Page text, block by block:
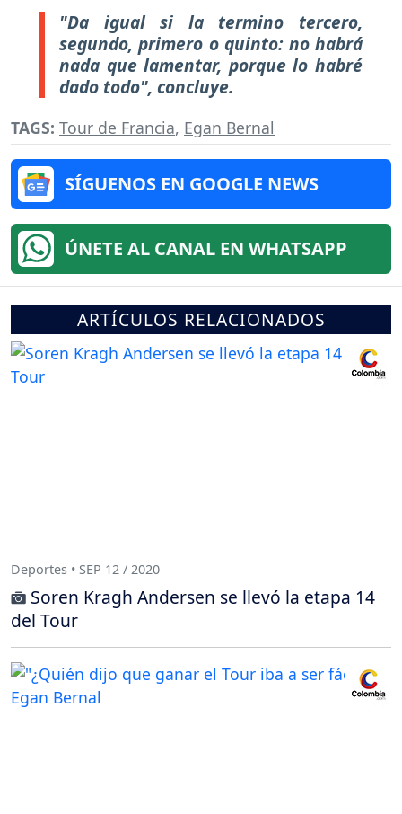
"Da igual si la termino tercero,
segundo, primero o quinto: no habrá
nada que lamentar, porque lo habré
dado todo", concluye.
TAGS: Tour de Francia, Egan Bernal
SÍGUENOS EN GOOGLE NEWS
ÚNETE AL CANAL EN WHATSAPP
ARTÍCULOS RELACIONADOS
Deportes • SEP 12 / 2020
Soren Kragh Andersen se llevó la etapa 14
del Tour